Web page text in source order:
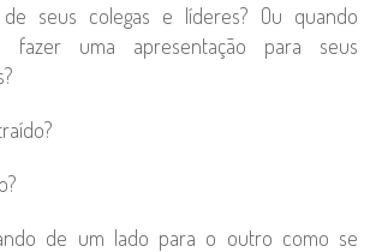
seus colegas e líderes? Ou quando
fazer uma apresentação para seus
de um lado para o outro como se